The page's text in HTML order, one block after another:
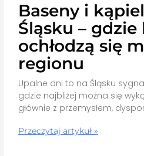
Baseny i
Śląsku –
ochłodzą się
regionu
Upalne dni to na Śląsku
gdzie najbliżej można się
głównie z przemysłem,
Przeczytaj artykuł »